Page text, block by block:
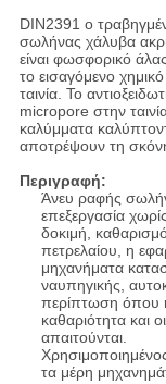
DIN2391 ο
σωλήνας χάλυβα
είναι φωσφορικό
το εισαγόμενο
ταινία. Το
micropore στην
καλύμματα
αποτρέψουν τη
Περιγραφή:
Άνευ ραφής
επεξεργασία
δοκιμή,
πετρελαίου, η
μηχανήματα
ναυπηγικής,
περίπτωση όπου
καθαριότητα και
απαιτούνται.
τα μέρη